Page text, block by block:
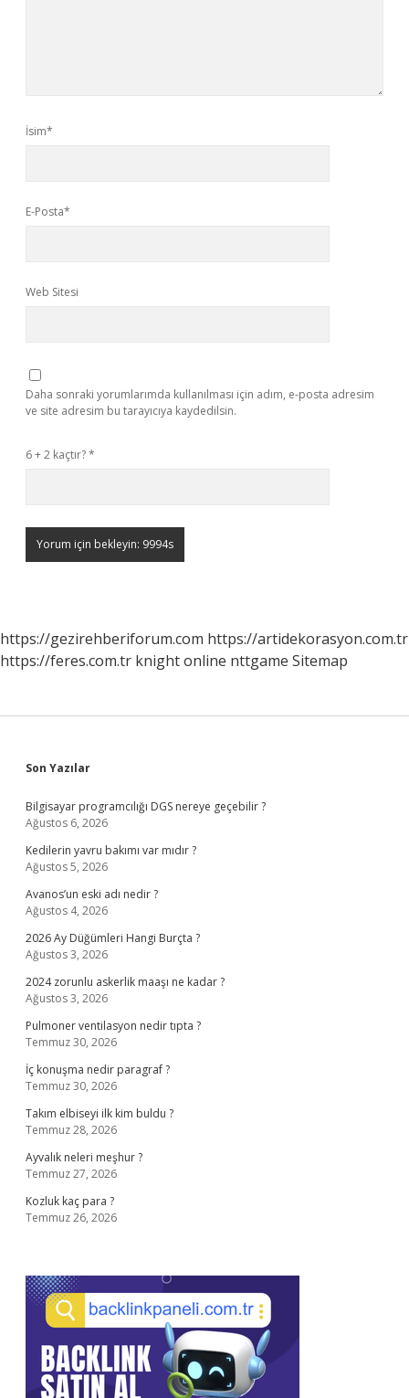
İsim*
E-Posta*
Web Sitesi
Daha sonraki yorumlarımda kullanılması için adım, e-posta adresim
ve site adresim bu tarayıcıya kaydedilsin.
6 + 2 kaçtır?*
https://gezirehberiforum.com https://artidekorasyon.com.tr
https://feres.com.tr knight online nttgame Sitemap
Sidebar
Son Yazılar
Bilgisayar programcılığı DGS nereye geçebilir ?
Ağustos 6, 2026
Kedilerin yavru bakımı var mıdır ?
Ağustos 5, 2026
Avanos’un eski adı nedir ?
Ağustos 4, 2026
2026 Ay Düğümleri Hangi Burçta ?
Ağustos 3, 2026
2024 zorunlu askerlik maaşı ne kadar ?
Ağustos 3, 2026
Pulmoner ventilasyon nedir tıpta ?
Temmuz 30, 2026
İç konuşma nedir paragraf ?
Temmuz 30, 2026
Takım elbiseyi ilk kim buldu ?
Temmuz 28, 2026
Ayvalık neleri meşhur ?
Temmuz 27, 2026
Kozluk kaç para ?
Temmuz 26, 2026